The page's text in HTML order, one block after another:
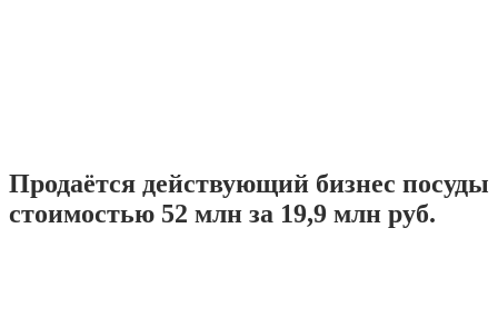
Продаётся действующий бизнес посуды
стоимостью 52 млн за 19,9 млн руб.